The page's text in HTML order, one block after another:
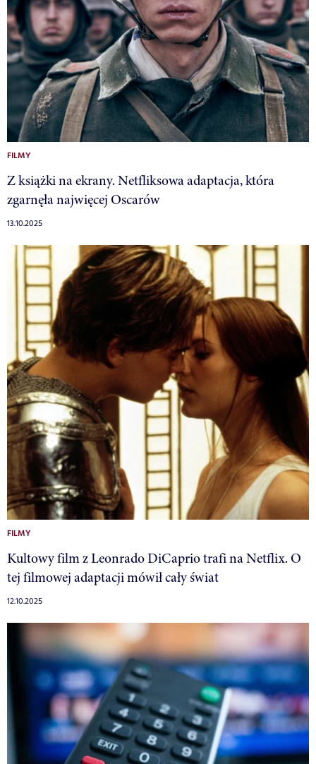
FILMY
Z książki na ekrany. Netfliksowa adaptacja, która
zgarnęła najwięcej Oscarów
13.10.2025
FILMY
Kultowy film z Leonrado DiCaprio trafi na Netflix. O
tej filmowej adaptacji mówił cały świat
12.10.2025